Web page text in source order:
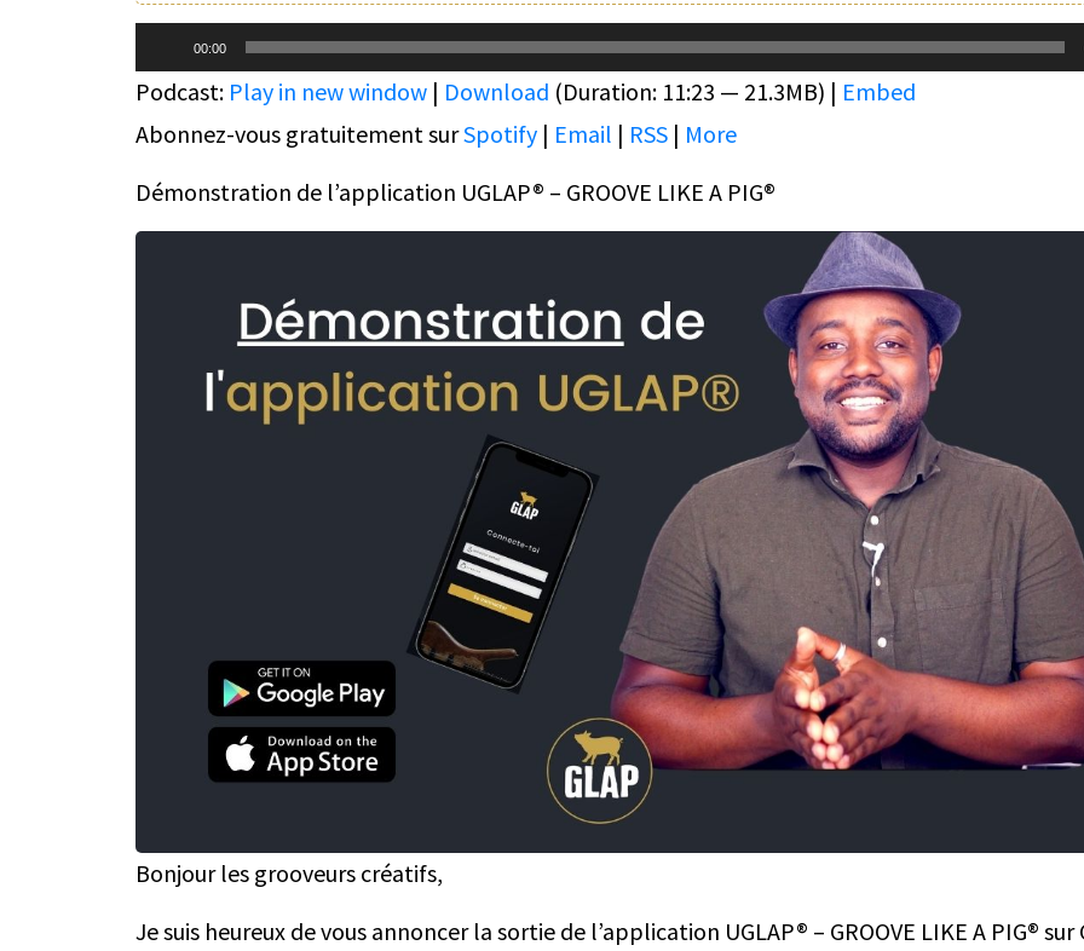
Lecteur
audio
00:00
Podcast: Play in new window | Download (Duration: 11:23 — 21.3MB) | Embed
Abonnez-vous gratuitement surSpotify | Email | RSS | More
Démonstration de l’application UGLAP® – GROOVE LIKE A PIG®
Bonjour les grooveurs créatifs,
Je suis heureux de vous annoncer la sortie de l’application UGLAP® – GROOVE LIKE A PIG®